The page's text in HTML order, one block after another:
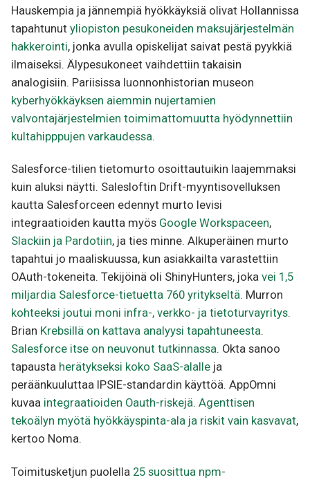
Hauskempia ja jännempiä hyökkäyksiä olivat Hollannissa
tapahtunut yliopiston pesukoneiden maksujärjestelmän
hakkerointi, jonka avulla opiskelijat saivat pestä pyykkiä
ilmaiseksi. Älypesukoneet vaihdettiin takaisin
analogisiin. Pariisissa luonnonhistorian museon
kyberhyökkäyksen aiemmin nujertamien
valvontajärjestelmien toimimattomuutta hyödynnettiin
kultahipppujen varkaudessa.
Salesforce-tilien tietomurto osoittautuikin laajemmaksi
kuin aluksi näytti. Salesloftin Drift-myyntisovelluksen
kautta Salesforceen edennyt murto levisi
integraatioiden kautta myös Google Workspaceen,
Slackiin ja Pardotiin, ja ties minne. Alkuperäinen murto
tapahtui jo maaliskuussa, kun asiakkailta varastettiin
OAuth-tokeneita. Tekijöinä oli ShinyHunters, joka vei 1,5
miljardia Salesforce-tietuetta 760 yritykseltä. Murron
kohteeksi joutui moni infra-, verkko- ja tietoturvayritys.
Brian Krebsillä on kattava analyysi tapahtuneesta.
Salesforce itse on neuvonut tutkinnassa. Okta sanoo
tapausta herätykseksi koko SaaS-alalle ja
peräänkuuluttaa IPSIE-standardin käyttöä. AppOmni
kuvaa integraatioiden Oauth-riskejä. Agenttisen
tekoälyn myötä hyökkäyspinta-ala ja riskit vain kasvavat,
kertoo Noma.
Toimitusketjun puolella 25 suosittua npm-